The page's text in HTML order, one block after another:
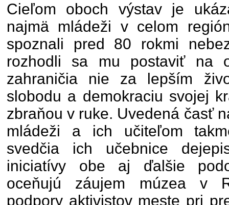
Cieľom oboch výstav je
najmä mládeži v celom
spoznali pred 80 rokmi
rozhodli sa mu postaviť na
zahraničia nie za lepším
slobodu a demokraciu svojej
zbraňou v ruke. Uvedená časť
mládeži a ich učiteľom
svedčia ich učebnice
iniciatívy obe aj ďalšie
oceňujú záujem múzea v
podpory aktivistov meste pri